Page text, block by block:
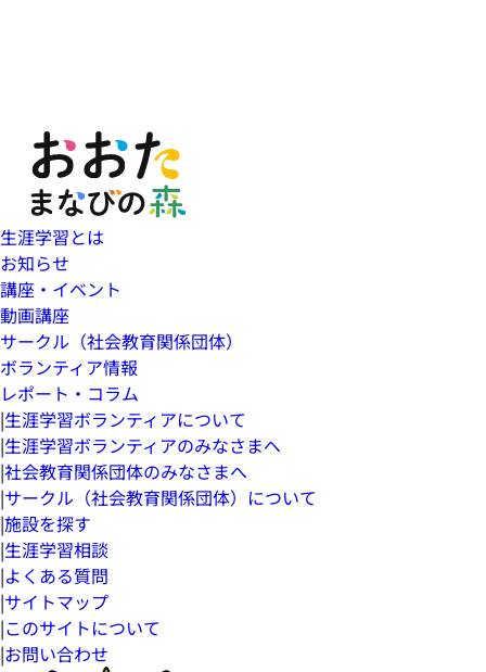
生涯学習とは
お知らせ
講座・イベント
動画講座
サークル（社会教育関係団体）
ボランティア情報
レポート・コラム
|生涯学習ボランティアについて
|生涯学習ボランティアのみなさまへ
|社会教育関係団体のみなさまへ
|サークル（社会教育関係団体）について
|施設を探す
|生涯学習相談
|よくある質問
|サイトマップ
|このサイトについて
|お問い合わせ